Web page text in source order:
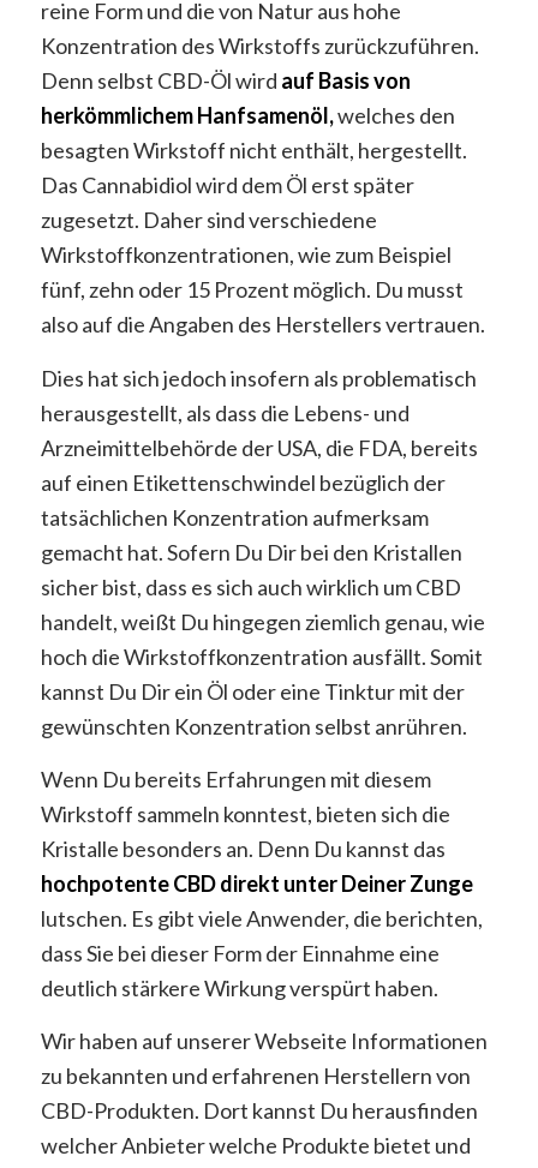
reine Form und die von Natur aus hohe
Konzentration des Wirkstoffs zurückzuführen.
Denn selbst CBD-Öl wird auf Basis von
herkömmlichem Hanfsamenöl,welches den
besagten Wirkstoff nicht enthält, hergestellt.
Das Cannabidiol wird dem Öl erst später
zugesetzt. Daher sind verschiedene
Wirkstoffkonzentrationen, wie zum Beispiel
fünf, zehn oder 15 Prozent möglich. Du musst
also auf die Angaben des Herstellers vertrauen.
Dies hat sich jedoch insofern als problematisch
herausgestellt, als dass die Lebens- und
Arzneimittelbehörde der USA, die FDA, bereits
auf einen Etikettenschwindel bezüglich der
tatsächlichen Konzentration aufmerksam
gemacht hat. Sofern Du Dir bei den Kristallen
sicher bist, dass es sich auch wirklich um CBD
handelt, weißt Du hingegen ziemlich genau, wie
hoch die Wirkstoffkonzentration ausfällt. Somit
kannst Du Dir ein Öl oder eine Tinktur mit der
gewünschten Konzentration selbst anrühren.
Wenn Du bereits Erfahrungen mit diesem
Wirkstoff sammeln konntest, bieten sich die
Kristalle besonders an. Denn Du kannst das
hochpotente CBD direkt unter Deiner Zunge
lutschen. Es gibt viele Anwender, die berichten,
dass Sie bei dieser Form der Einnahme eine
deutlich stärkere Wirkung verspürt haben.
Wir haben auf unserer Webseite Informationen
zu bekannten und erfahrenen Herstellern von
CBD-Produkten. Dort kannst Du herausfinden
welcher Anbieter welche Produkte bietet und